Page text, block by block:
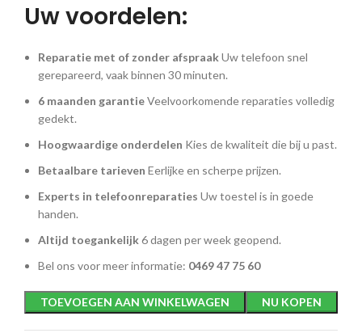
Uw voordelen:
Reparatie met of zonder afspraakUw telefoon snel
gerepareerd, vaak binnen 30 minuten.
6 maanden garantieVeelvoorkomende reparaties volledig
gedekt.
Hoogwaardige onderdelen Kies de kwaliteit die bij u past.
Betaalbare tarieven Eerlijke en scherpe prijzen.
Experts in telefoonreparaties Uw toestel is in goede
handen.
Altijd toegankelijk6 dagen per week geopend.
Bel ons voor meer informatie: 0469 47 75 60
TOEVOEGEN AAN WINKELWAGEN NU KOPEN